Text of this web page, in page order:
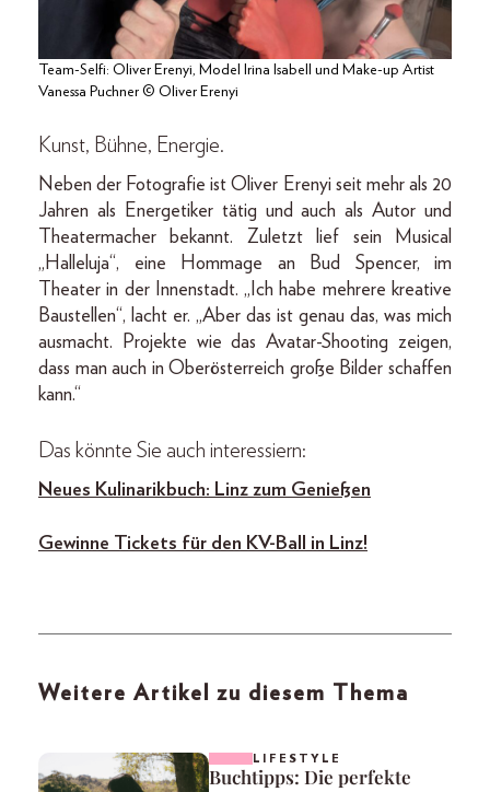
Team-Selfi: Oliver Erenyi, Model Irina Isabell und Make-up Artist
Vanessa Puchner © Oliver Erenyi
Kunst, Bühne, Energie.
Neben der Fotografie ist Oliver Erenyi seit mehr als 20
Jahren als Energetiker tätig und auch als Autor und
Theatermacher bekannt. Zuletzt lief sein Musical
„Halleluja“, eine Hommage an Bud Spencer, im
Theater in der Innenstadt. „Ich habe mehrere kreative
Baustellen“, lacht er. „Aber das ist genau das, was mich
ausmacht. Projekte wie das Avatar-Shooting zeigen,
dass man auch in Oberösterreich große Bilder schaffen
kann.“
Das könnte Sie auch interessiern:
Neues Kulinarikbuch: Linz zum Genießen
Gewinne Tickets für den KV-Ball in Linz!
Weitere Artikel zu diesem Thema
LIFESTYLE
Buchtipps: Die perfekte